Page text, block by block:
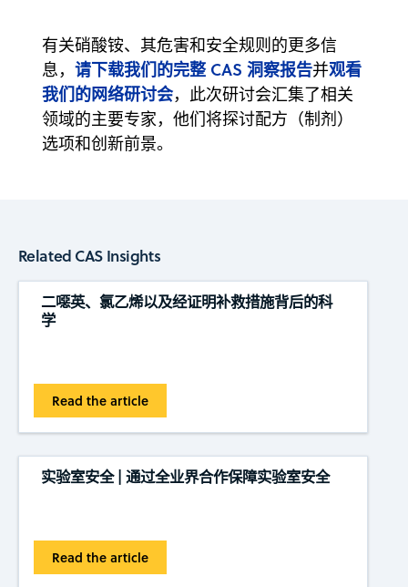
有关硝酸铵、其危害和安全规则的更多信
息， 请下载我们的完整 CAS 洞察报告并观看
我们的网络研讨会，此次研讨会汇集了相关
领域的主要专家，他们将探讨配方（制剂）
选项和创新前景。
Related CAS Insights
二噁英、氯乙烯以及经证明补救措施背后的科
学
Read the article
实验室安全 | 通过全业界合作保障实验室安全
Read the article